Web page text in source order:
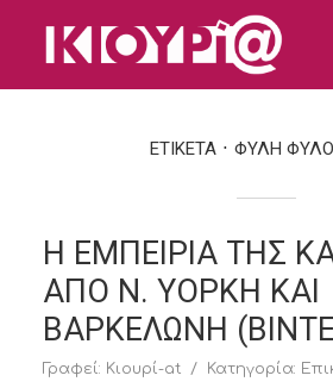
ΕΤΙΚΕΤΑ ΦΥΛΗ
Η ΕΜΠΕΙΡΙΑ ΤΗΣ
ΑΠΟ Ν. ΥΟΡΚΗ ΚΑΙ
ΒΑΡΚΕΛΩΝΗ
Γραφεί: Κιουρί-at Κατηγορία: